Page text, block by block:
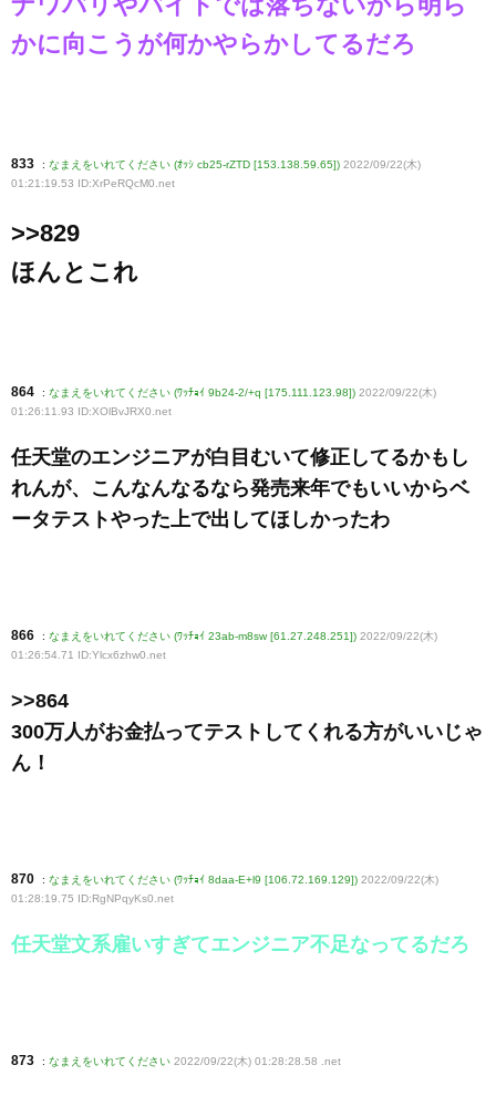
かに向こうが何かやらかしてるだろ
833 : なまえをいれてください (ｵｯｼ cb25-rZTD [153.138.59.65]) 2022/09/22(木)
01:21:19.53 ID:XrPeRQcM0 .net
>>829
ほんとこれ
864 : なまえをいれてください (ﾜｯﾁｮｲ 9b24-2/+q [175.111.123.98]) 2022/09/22(木)
01:26:11.93 ID:XOlBvJRX0 .net
任天堂のエンジニアが白目むいて修正してるかもし
れんが、こんなんなるなら発売来年でもいいからベ
ータテストやった上で出してほしかったわ
866 : なまえをいれてください (ﾜｯﾁｮｲ 23ab-m8sw [61.27.248.251]) 2022/09/22(木)
01:26:54.71 ID:Ylcx6zhw0 .net
>>864
300万人がお金払ってテストしてくれる方がいいじゃ
ん！
870 : なまえをいれてください (ﾜｯﾁｮｲ 8daa-E+l9 [106.72.169.129]) 2022/09/22(木)
01:28:19.75 ID:RgNPqyKs0.net
任天堂文系雇いすぎてエンジニア不足なってるだろ
873 : なまえをいれてください 2022/09/22(木) 01:28:28.58 .net